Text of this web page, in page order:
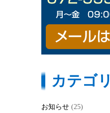
カテゴリ
お知らせ (25)